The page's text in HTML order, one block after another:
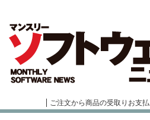
ご注文から商品の受取りお支